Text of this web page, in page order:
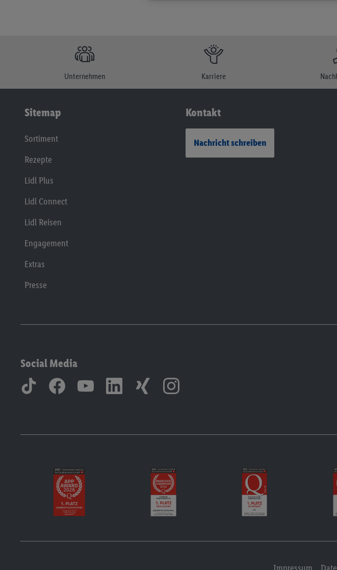
Unternehmen Karriere
Sitemap
Sortiment
Rezepte
Lidl Plus
Lidl Connect
Lidl Reisen
Engagement
Extras
Presse
Kontakt
Nachricht schreiben
Social Media